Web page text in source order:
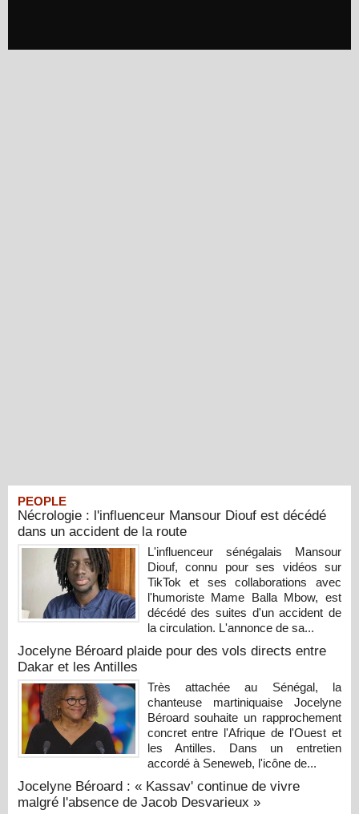
PEOPLE
Nécrologie : l'influenceur Mansour Diouf est décédé
dans un accident de la route
L'influenceur sénégalais Mansour
Diouf, connu pour ses vidéos sur
TikTok et ses collaborations avec
l'humoriste Mame Balla Mbow, est
décédé des suites d'un accident de
la circulation. L'annonce de sa...
Jocelyne Béroard plaide pour des vols directs entre
Dakar et les Antilles
Très attachée au Sénégal, la
chanteuse martiniquaise Jocelyne
Béroard souhaite un rapprochement
concret entre l'Afrique de l'Ouest et
les Antilles. Dans un entretien
accordé à Seneweb, l'icône de...
Jocelyne Béroard : « Kassav' continue de vivre
malgré l'absence de Jacob Desvarieux »